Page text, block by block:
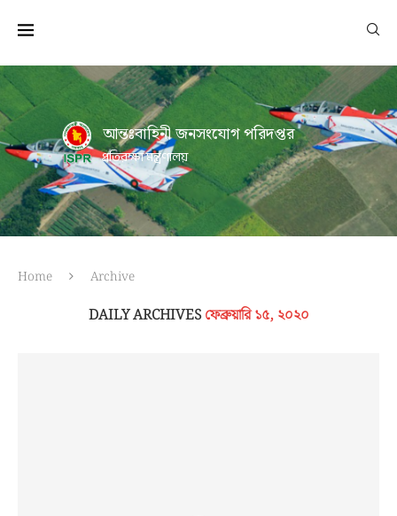
আন্তঃবাহিনী জনসংযোগ পরিদপ্তর
প্রতিরক্ষা মন্ত্রণালয়
Home Archive
DAILY ARCHIVES ফেব্রুয়ারি ১৫, ২০২০